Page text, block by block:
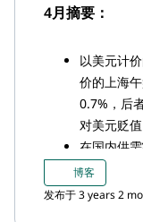
4月摘要：
以美元计
价的上海
0.7%，后
对美元贬值
在国内供
溢价大幅收
在金价上
博客
发布于 3 years 2